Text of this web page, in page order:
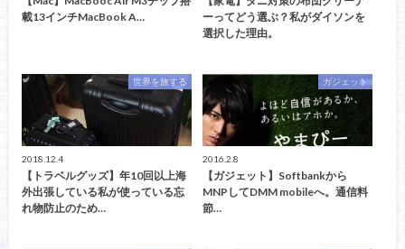
載13インチMacBook A…
ーってどう選ぶ？私がダイソンを
選択した理由。
世界を旅する
2018.12.4
【トラベルグッズ】年10回以上海
外出張している私が使っている忘
れ物防止のため…
ガジェット
2016.2.8
【ガジェット】Softbankから
MNPしてDMM mobileへ。通信料
節…